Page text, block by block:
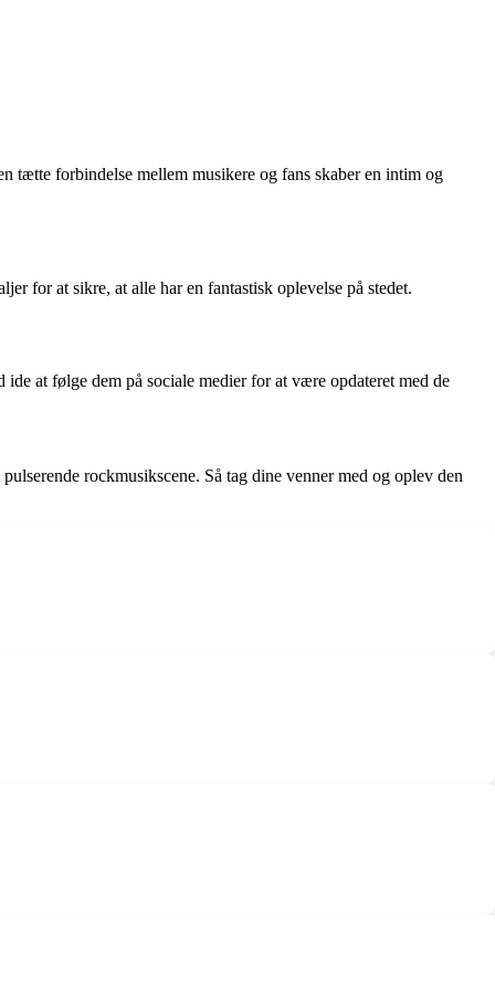
tætte forbindelse mellem musikere og fans skaber en intim og
for at sikre, at alle har en fantastisk oplevelse på stedet.
at følge dem på sociale medier for at være opdateret med de
rockmusikscene. Så tag dine venner med og oplev den